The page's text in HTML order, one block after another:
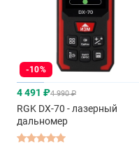
-10%
4 491 ₽4 990 ₽
RGK DX-70 - лазерный
дальномер